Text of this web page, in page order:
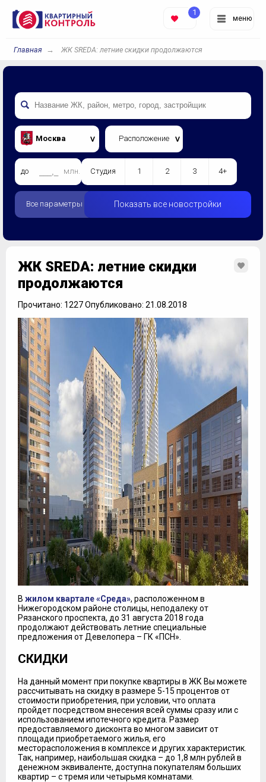
меню
1
Главная ЖК SREDA: летние скидки продолжаются
Москва Расположение
до млн. Студия 1 2 3 4+
Все параметры Показать все новостройки
ЖК SREDA: летние скидки
продолжаются
Прочитано: 1227 Опубликовано: 21.08.2018
В жилом квартале «Среда», расположенном в
Нижегородском районе столицы, неподалеку от
Рязанского проспекта, до 31 августа 2018 года
продолжают действовать летние специальные
предложения от Девелопера – ГК «ПСН».
СКИДКИ
На данный момент при покупке квартиры в ЖК Вы можете
рассчитывать на скидку в размере 5-15 процентов от
стоимости приобретения, при условии, что оплата
пройдет посредством внесения всей суммы сразу или с
использованием ипотечного кредита. Размер
предоставляемого дисконта во многом зависит от
площади приобретаемого жилья, его
месторасположения в комплексе и других характеристик.
Так, например, наибольшая скидка – до 1,8 млн рублей в
денежном эквиваленте, доступна покупателям больших
квартир – с тремя или четырьмя комнатами.